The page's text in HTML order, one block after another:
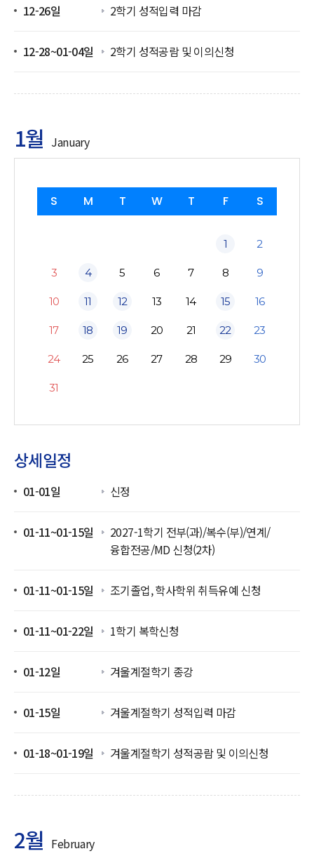
12-26일 2학기 성적입력 마감
12-28~01-04일 2학기 성적공람 및 이의신청
1월 January
S M T W T F S
1 2
3 4 5 6 7 8 9
10 11 12 13 14 15 16
17 18 19 20 21 22 23
24 25 26 27 28 29 30
31
상세일정
01-01일 신정
01-11~01-15일
2027-1학기 전부(과)/복수(부)/연계/
융합전공/MD 신청(2차)
01-11~01-15일 조기졸업, 학사학위 취득유예 신청
01-11~01-22일 1학기 복학신청
01-12일 겨울계절학기 종강
01-15일 겨울계절학기 성적입력 마감
01-18~01-19일 겨울계절학기 성적공람 및 이의신청
2월 February